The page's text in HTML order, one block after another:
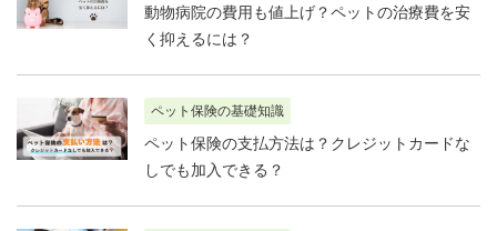
動物病院の費用も値上げ？ペットの治療費を安
く抑えるには？
ペット保険の基礎知識
ペット保険の支払方法は？クレジットカードな
しでも加入できる？